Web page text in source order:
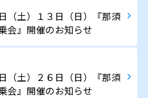
（土）１３日（日）『那須
会』開催のお知らせ
（土）２６日（日）『那須
会』開催のお知らせ